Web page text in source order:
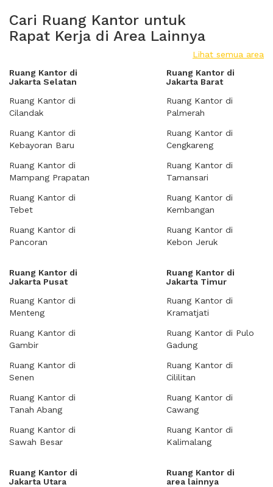
Cari Ruang Kantor untuk
Rapat Kerja di Area Lainnya
Lihat semua area
Ruang Kantor di
Jakarta Selatan
Ruang Kantor di
Cilandak
Ruang Kantor di
Kebayoran Baru
Ruang Kantor di
Mampang Prapatan
Ruang Kantor di
Tebet
Ruang Kantor di
Pancoran
Ruang Kantor di
Jakarta Barat
Ruang Kantor di
Palmerah
Ruang Kantor di
Cengkareng
Ruang Kantor di
Tamansari
Ruang Kantor di
Kembangan
Ruang Kantor di
Kebon Jeruk
Ruang Kantor di
Jakarta Pusat
Ruang Kantor di
Menteng
Ruang Kantor di
Gambir
Ruang Kantor di
Senen
Ruang Kantor di
Tanah Abang
Ruang Kantor di
Sawah Besar
Ruang Kantor di
Jakarta Timur
Ruang Kantor di
Kramatjati
Ruang Kantor di Pulo
Gadung
Ruang Kantor di
Cililitan
Ruang Kantor di
Cawang
Ruang Kantor di
Kalimalang
Ruang Kantor di
Jakarta Utara
Ruang Kantor di
area lainnya